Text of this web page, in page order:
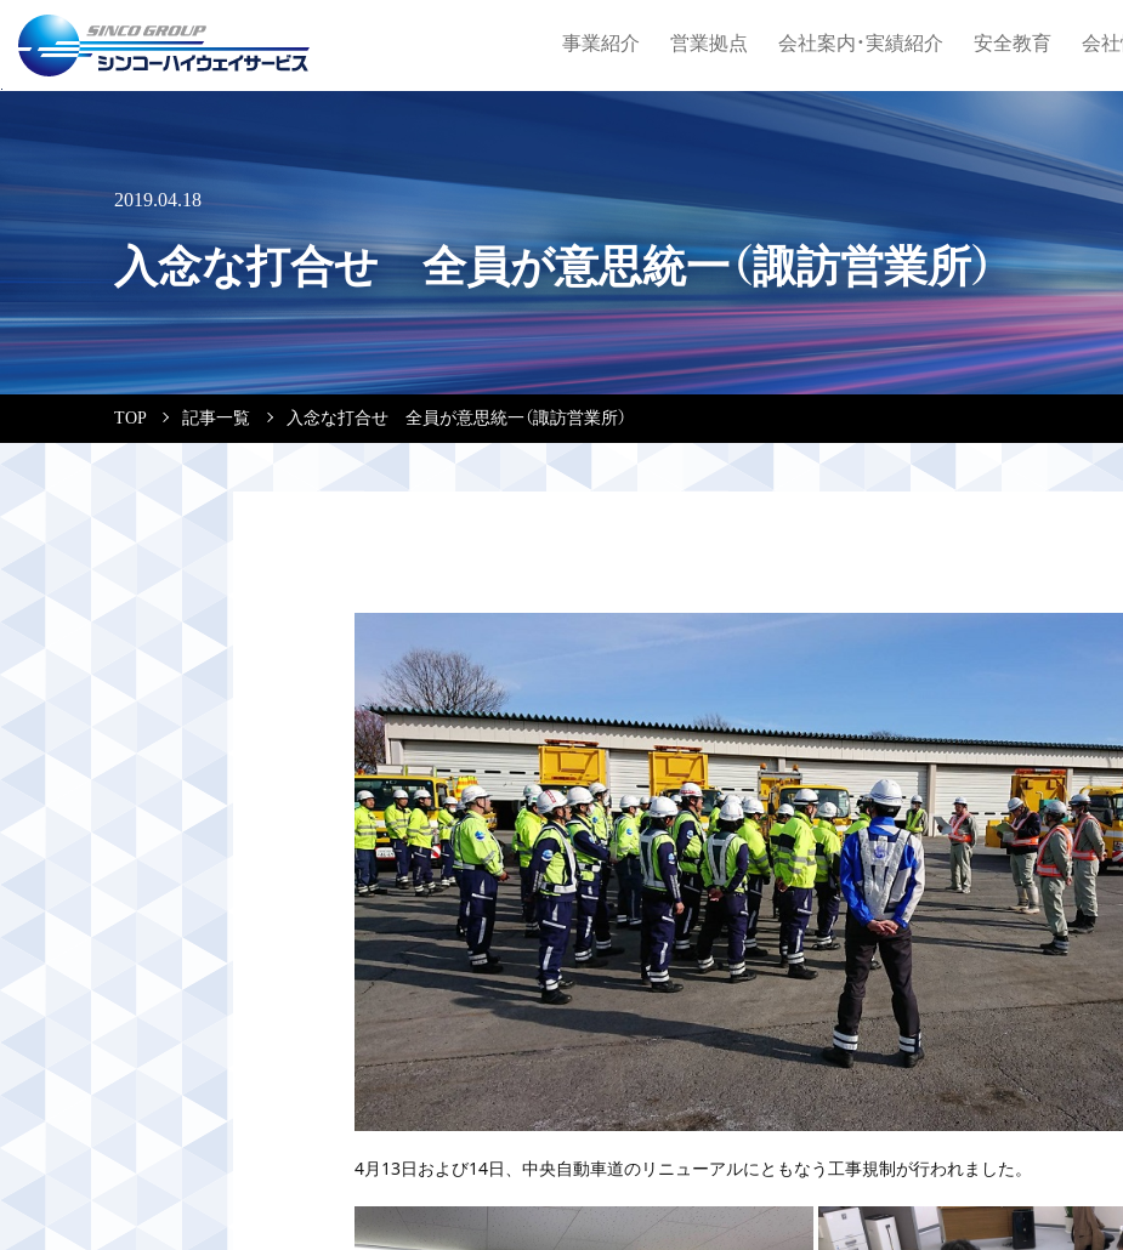
事業紹介 営業拠点 会社案内・実績紹介 安全教育 会
2019.04.18
入念な打合せ 全員が意思統一（諏訪営業所）
TOP 記事一覧 入念な打合せ 全員が意思統一（諏訪営業所）
4月13日および14日、中央自動車道のリニューアルにともなう工事規制が行われました。